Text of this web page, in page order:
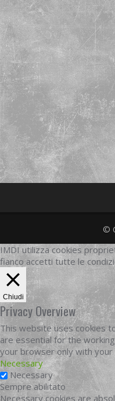
©
IMDI utilizza cookies
fianco accetti tutte le
Chiudi
Privacy Overview
This website uses cookies
are essential for the
your browser only with
Necessary
Necessary
Sempre abilitato
Necessary cookies are